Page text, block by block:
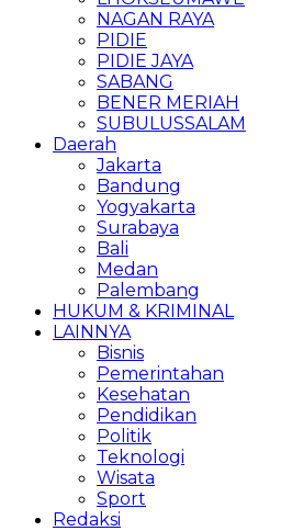
NAGAN RAYA
PIDIE
PIDIE JAYA
SABANG
BENER MERIAH
SUBULUSSALAM
Daerah
Jakarta
Bandung
Yogyakarta
Surabaya
Bali
Medan
Palembang
HUKUM & KRIMINAL
LAINNYA
Bisnis
Pemerintahan
Kesehatan
Pendidikan
Politik
Teknologi
Wisata
Sport
Redaksi